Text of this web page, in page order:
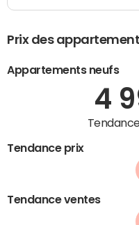
Prix des
Appartements neufs
4
Tendance prix
Tendance ventes